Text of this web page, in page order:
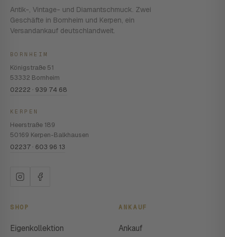
Antik-, Vintage- und Diamantschmuck. Zwei
Geschäfte in Bornheim und Kerpen, ein
Versandankauf deutschlandweit.
BORNHEIM
Königstraße 51
53332 Bornheim
02222 · 939 74 68
KERPEN
Heerstraße 189
50169 Kerpen-Balkhausen
02237 · 603 96 13
SHOP
Eigenkollektion
ANKAUF
Ankauf